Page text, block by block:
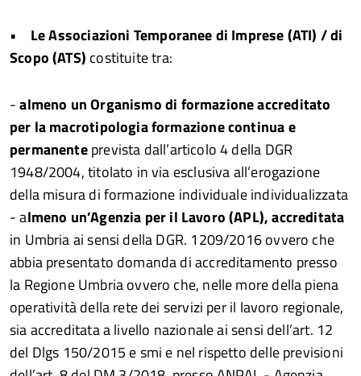
• Le Associazioni Temporanee di Imprese (ATI) / di
Scopo (ATS) costituite tra:
-almeno un Organismo di formazione accreditato
per la macrotipologia formazione continua e
permanenteprevista dall’articolo 4 della DGR
1948/2004, titolato in via esclusiva all’erogazione
della misura di formazione individuale individualizzata
- almeno un’Agenzia per il Lavoro (APL), accreditata
in Umbria ai sensi della DGR. 1209/2016 ovvero che
abbia presentato domanda di accreditamento presso
la Regione Umbria ovvero che, nelle more della piena
operatività della rete dei servizi per il lavoro regionale,
sia accreditata a livello nazionale ai sensi dell’art. 12
del Dlgs 150/2015 e smi e nel rispetto delle previsioni